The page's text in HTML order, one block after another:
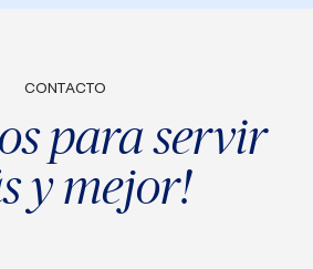
CONTACTO
para servir
y mejor!